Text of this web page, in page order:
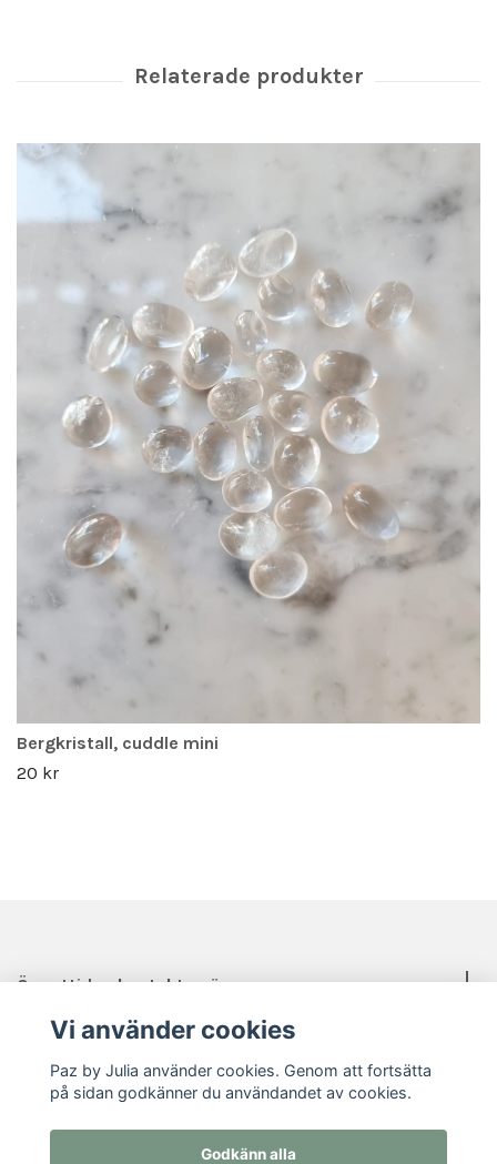
Bergkristall, cuddle mini
20 kr
Öppettider, kontakt, mässor mm.
Vi använder cookies
Paz by Julia använder cookies. Genom att fortsätta
på sidan godkänner du användandet av cookies.
Godkänn alla